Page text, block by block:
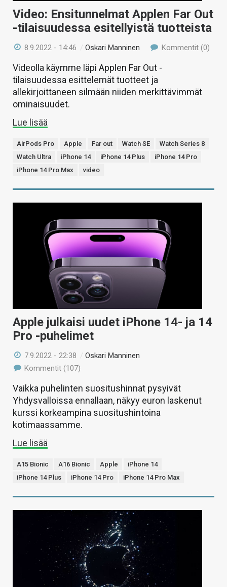
Video: Ensitunnelmat Applen Far Out
-tilaisuudessa esitellyistä tuotteista
8.9.2022 - 14:46 /Oskari Manninen Kommentit (0)
Videolla käymme läpi Applen Far Out -
tilaisuudessa esittelemät tuotteet ja
allekirjoittaneen silmään niiden merkittävimmät
ominaisuudet.
Lue lisää
AirPods Pro Apple Far out Watch SE
Watch Series 8
Watch Ultra
iPhone 14 iPhone 14 Plus
iPhone 14 Pro
iPhone 14 Pro Max
video
Apple julkaisi uudet iPhone 14- ja 14
Pro -puhelimet
7.9.2022 - 22:38 /Oskari Manninen
Kommentit (107)
Vaikka puhelinten suositushinnat pysyivät
Yhdysvalloissa ennallaan, näkyy euron laskenut
kurssi korkeampina suositushintoina
kotimaassamme.
Lue lisää
A15 Bionic A16 Bionic Apple
iPhone 14
iPhone 14 Plus
iPhone 14 Pro iPhone 14 Pro Max